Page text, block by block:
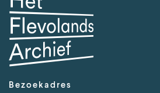
Bezoekadres